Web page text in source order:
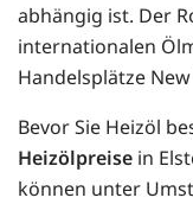
abhängig ist. Der
internationalen
Handelsplätze
Bevor Sie Heizöl
Heizölpreise in
können unter